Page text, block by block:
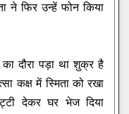
ने फिर उन्हें फोन किया
दौरा पड़ा था शुक्र है
कक्ष में स्मिता को रखा
देकर घर भेज दिया